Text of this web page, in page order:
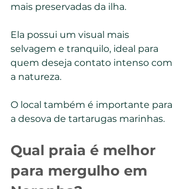
mais preservadas da ilha.
Ela possui um visual mais
selvagem e tranquilo, ideal para
quem deseja contato intenso com
a natureza.
O local também é importante para
a desova de tartarugas marinhas.
Qual praia é melhor
para mergulho em